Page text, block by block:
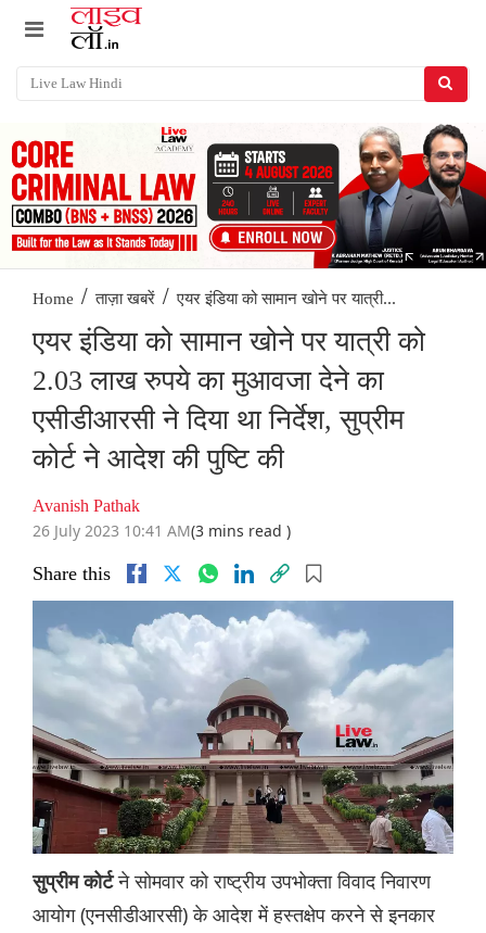
Home / ताज़ा खबरें / एयर इंडिया को सामान खोने पर यात्री...
एयर इंडिया को सामान खोने पर यात्री को
2.03 लाख रुपये का मुआवजा देने का
एसीडीआरसी ने दिया था निर्देश, सुप्रीम
कोर्ट ने आदेश की पुष्टि की
Avanish Pathak
26 July 2023 10:41 AM(3 mins read )
Share this
सुप्रीम कोर्टने सोमवार को राष्ट्रीय उपभोक्ता विवाद निवारण
आयोग (एनसीडीआरसी) के आदेश में हस्तक्षेप करने से इनकार